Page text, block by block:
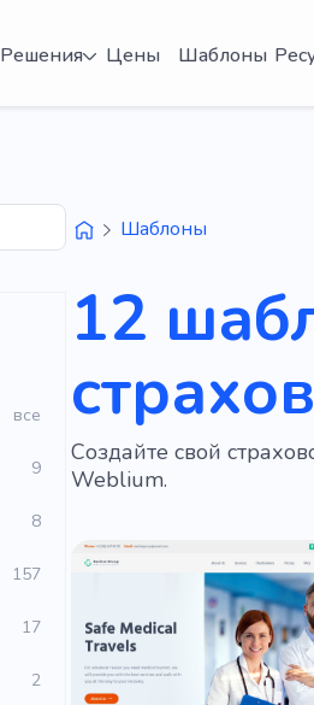
Решения Цены Шаблоны
все
9
8
157
17
2
Шаблоны
12
Создайте свой
Weblium.